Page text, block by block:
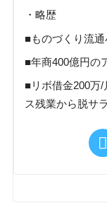
・略歴
■ものづくり流
■年商400億円の
■リボ借金200万
ス残業から脱サ